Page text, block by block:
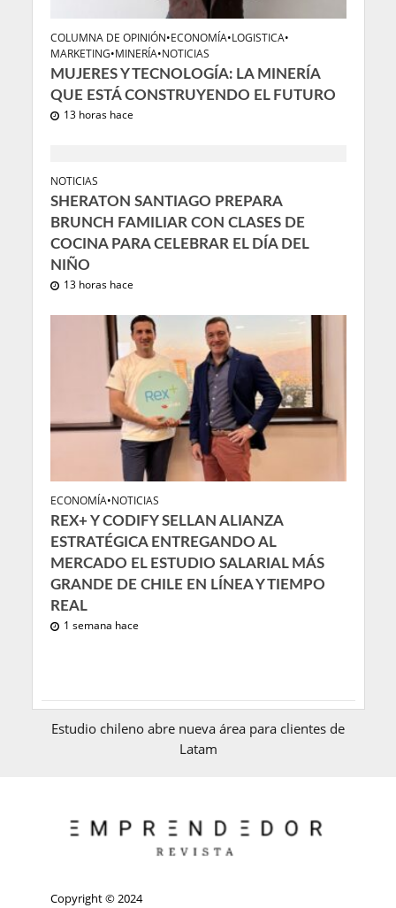
COLUMNA DE OPINIÓN•ECONOMÍA•LOGISTICA•
MARKETING•MINERÍA•NOTICIAS
MUJERES Y TECNOLOGÍA: LA MINERÍA
QUE ESTÁ CONSTRUYENDO EL FUTURO
13 horas hace
NOTICIAS
SHERATON SANTIAGO PREPARA
BRUNCH FAMILIAR CON CLASES DE
COCINA PARA CELEBRAR EL DÍA DEL
NIÑO
13 horas hace
ECONOMÍA•NOTICIAS
REX+ Y CODIFY SELLAN ALIANZA
ESTRATÉGICA ENTREGANDO AL
MERCADO EL ESTUDIO SALARIAL MÁS
GRANDE DE CHILE EN LÍNEA Y TIEMPO
REAL
1 semana hace
Estudio chileno abre nueva área para clientes de
Latam
Copyright © 2024